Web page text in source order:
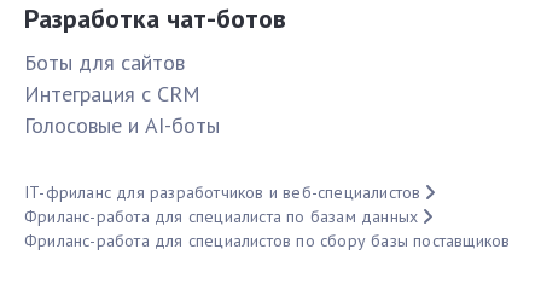
Разработка чат-ботов
Боты для сайтов
Интеграция с CRM
Голосовые и AI-боты
IT-фриланс для разработчиков и веб-специалистов
Фриланс-работа для специалиста по базам данных
Фриланс-работа для специалистов по сбору базы поставщиков